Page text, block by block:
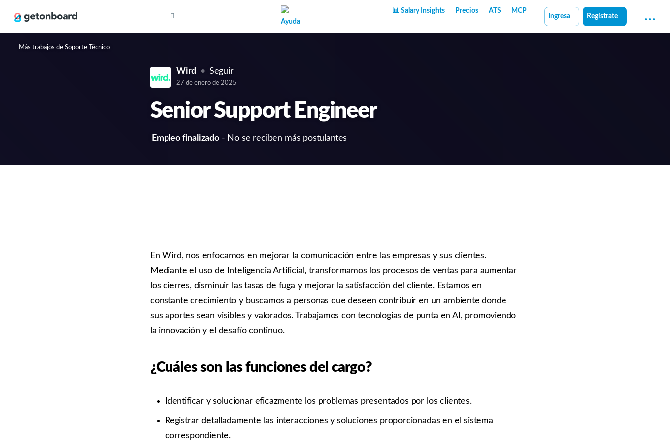
📊 Salary Insights Precios ATS
MCP
Ayuda
Ingresa Regístrate
Más trabajos de Soporte Técnico
Wird Seguir
27 de enero de 2025
Senior Support Engineer
Empleo finalizado- No se reciben más postulantes
En Wird, nos enfocamos en mejorar la comunicación entre las empresas y sus clientes.
Mediante el uso de Inteligencia Artificial, transformamos los procesos de ventas para aumentar
los cierres, disminuir las tasas de fuga y mejorar la satisfacción del cliente. Estamos en
constante crecimiento y buscamos a personas que deseen contribuir en un ambiente donde
sus aportes sean visibles y valorados. Trabajamos con tecnologías de punta en AI, promoviendo
la innovación y el desafío continuo.
¿Cuáles son las funciones del cargo?
Identificar y solucionar eficazmente los problemas presentados por los clientes.
Registrar detalladamente las interacciones y soluciones proporcionadas en el sistema
correspondiente.